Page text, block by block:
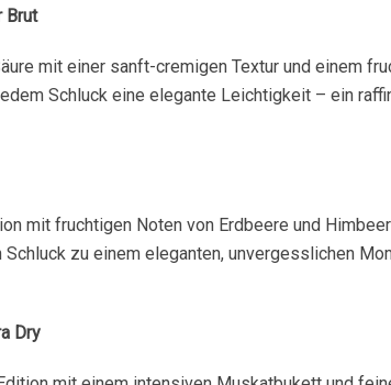
Brut
mit einer sanft-cremigen Textur und einem
Schluck eine elegante Leichtigkeit – ein
mit fruchtigen Noten von Erdbeere und
zu einem eleganten, unvergesslichen
Dry